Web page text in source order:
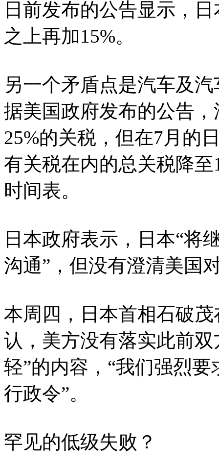
日前发布的公告显示，
之上再加15%。
另一个矛盾点是汽车及
据美国政府发布的公告
25%的关税，但在7月的
有关税在内的总关税降
时间表。
日本政府表示，日本“将
沟通”，但没有澄清美国
本周四，日本首相石破
认，美方没有落实此前
轻”的内容，“我们强烈
行政令”。
罕见的低级失败？